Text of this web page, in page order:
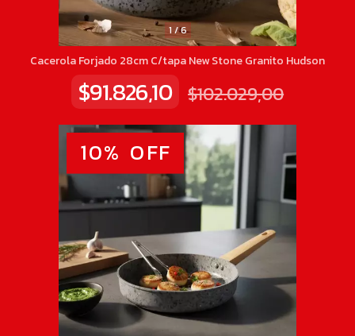
1 /6
Cacerola Forjado 28cm C/tapa New Stone Granito Hudson
$91.826,10 $102.029,00
10% OFF